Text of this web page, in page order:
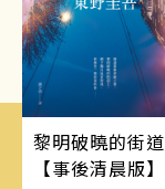
黎明破曉的街道
【事後清晨版】